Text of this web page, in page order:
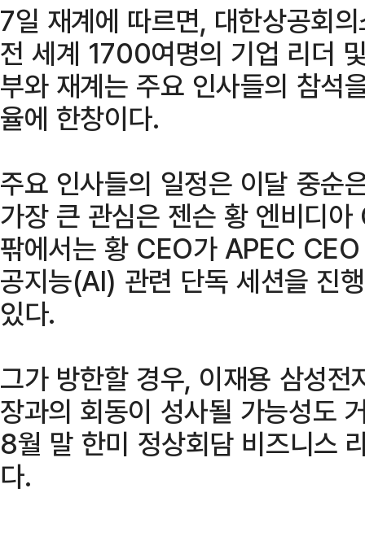
7일 재계에 따르면, 대한상공회
전 세계 1700여명의 기업 리더
부와 재계는 주요 인사들의 참석
율에 한창이다.
주요 인사들의 일정은 이달 중순
가장 큰 관심은 젠슨 황 엔비디
팎에서는 황 CEO가 APEC
공지능(AI) 관련 단독 세션을 진
있다.
그가 방한할 경우, 이재용 삼성
장과의 회동이 성사될 가능성도
8월 말 한미 정상회담 비즈니스
다.